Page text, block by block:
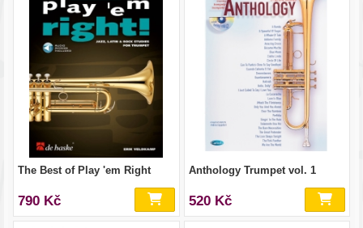
The Best of Play 'em Right
790 Kč
Anthology Trumpet vol. 1
520 Kč